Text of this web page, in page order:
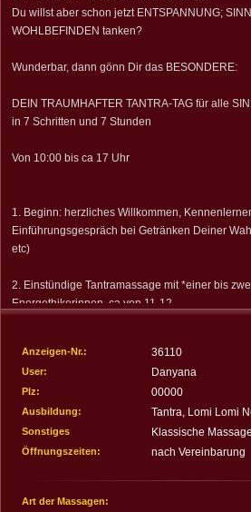
Agb
Impressum
Du willst aber schon jetzt ENTSPANNUNG;
WOHLBEFINDEN tanken?
Wunderbar, dann gönn Dir das BESONDERE:
DEIN TRAUMHAFTER TANTRA-TAG für alle
in 7 Schritten und 7 Stunden
Von 10:00 bis ca 17 Uhr
1. Beginn: herzliches Willkommen,
Einführungsgespräch bei Getränken Deiner
etc)
2. Einstündige Tantramassage mit *einer bis
Energethikerinnen, ca von 11-12
Schmausen bis 14 Uhr
4. Luxusbadetraumerlebnis mit Aromaölen, etc
und Haarwäsche, danach kurz ruhiges Sitzen,
5. tantrisches Begrüssungsritual
6. Nächste intensive Tantramassage ca. 15-
Chakrenausgleich und Nachruhen (ca. 30 Min)
Anzeigen-Nr.: 36110
User: Danyana
Plz: 00000
Ausbildung: Tantra, Lomi Lomi
Sonstiges Klassische
Öffnungszeiten: nach Vereinbarung
Art der Massagen: